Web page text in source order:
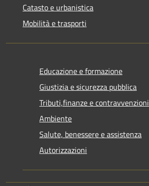
Catasto e urbanistica
Mobilità e trasporti
Educazione e formazione
Giustizia e sicurezza pubblica
Tributi,finanze e contravvenzioni
Ambiente
Salute, benessere e assistenza
Autorizzazioni